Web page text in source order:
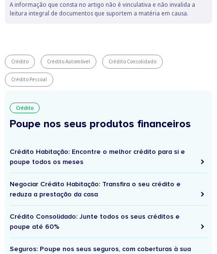
A informação que consta no artigo não é vinculativa e não invalida a
leitura integral de documentos que suportem a matéria em causa.
Crédito Crédito Automóvel Crédito Consolidado
Crédito Pessoal
Crédito
Poupe nos seus produtos financeiros
Crédito Habitação: Encontre o melhor crédito para si e
poupe todos os meses
Negociar Crédito Habitação: Transfira o seu crédito e
reduza a prestação da casa
Crédito Consolidado: Junte todos os seus créditos e
poupe até 60%
Seguros: Poupe nos seus seguros, com coberturas à sua